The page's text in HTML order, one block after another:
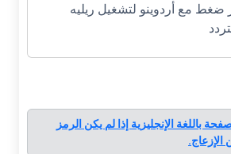
مع أردوينو لتشغيل ريليه
باللغة الإنجليزية إذا لم يكن الرمز